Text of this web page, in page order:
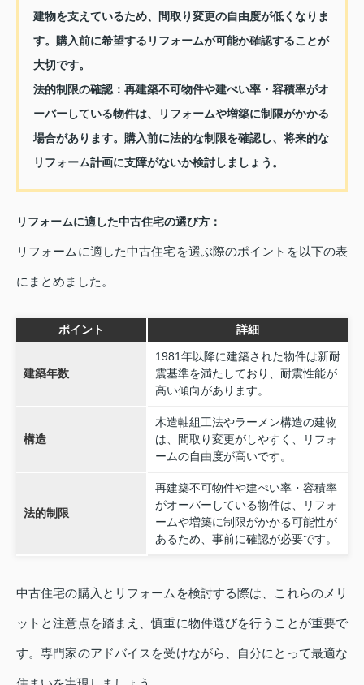
建物を支えているため、間取り変更の自由度が低くなりま
す。購入前に希望するリフォームが可能か確認することが
大切です。
法的制限の確認： 再建築不可物件や建ぺい率・容積率がオ
ーバーしている物件は、リフォームや増築に制限がかかる
場合があります。購入前に法的な制限を確認し、将来的な
リフォーム計画に支障がないか検討しましょう。
リフォームに適した中古住宅の選び方：
リフォームに適した中古住宅を選ぶ際のポイントを以下の表
にまとめました。
ポイント 詳細
建築年数
1981年以降に建築された物件は新耐
震基準を満たしており、耐震性能が
高い傾向があります。
構造
木造軸組工法やラーメン構造の建物
は、間取り変更がしやすく、リフォ
ームの自由度が高いです。
法的制限
再建築不可物件や建ぺい率・容積率
がオーバーしている物件は、リフォ
ームや増築に制限がかかる可能性が
あるため、事前に確認が必要です。
中古住宅の購入とリフォームを検討する際は、これらのメリ
ットと注意点を踏まえ、慎重に物件選びを行うことが重要で
す。専門家のアドバイスを受けながら、自分にとって最適な